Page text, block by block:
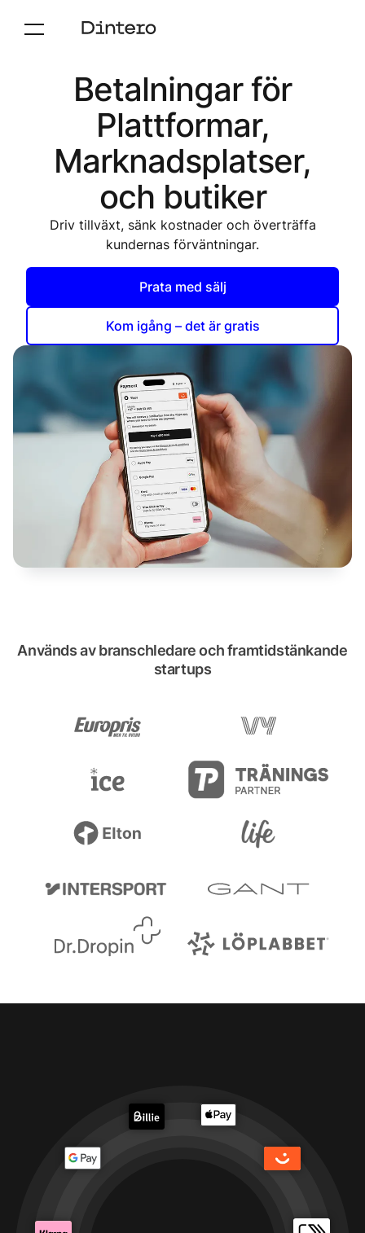
Betalningar för
Plattformar,
Marknadsplatser,
och butiker
Driv tillväxt, sänk kostnader och överträffa
kundernas förväntningar.
Prata med sälj
Kom igång – det är gratis
Används av branschledare och framtidstänkande
startups